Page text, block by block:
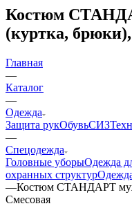
Костюм
(куртка,
Главная
—
Каталог
—
Одежда
Защита рукОбувьСИЗ
—
Спецодежда
Головные уборыОдежда
охранных структур
—Костюм СТАНДАРТ
Смесовая